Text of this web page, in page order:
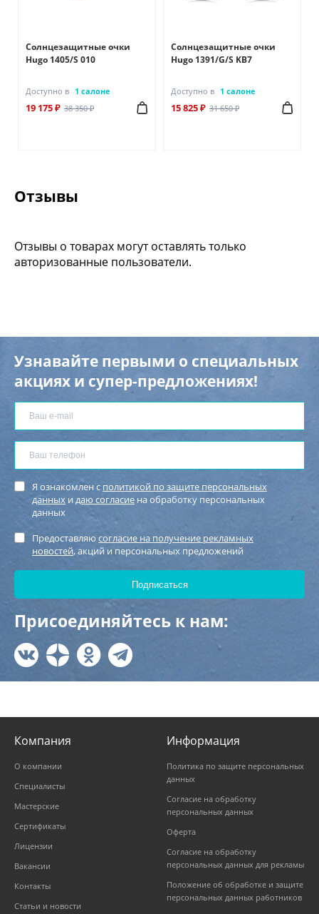
Солнцезащитные очки
Hugo 1405/S 010
Доступно в 1 салоне
19 175 ₽ 38 350 ₽
Солнцезащитные очки
Hugo 1391/G/S KB7
Доступно в 1 салоне
15 825 ₽ 31 650 ₽
Отзывы
Отзывы о товарах могут оставлять только
авторизованные пользователи.
Узнавайте первыми о специальных
акциях и супер-предложениях!
Я ознакомлен с политикой по защите персональных
данных и даю согласие на обработку персональных
данных
Предоставляю согласие на получение рекламных
новостей, акций и персональных предложений
Присоединяйтесь к нам:
Компания
О компании
Специалисты
Мастерские
Сертификаты
Лицензии
Вакансии
Контакты
Статьи и новости
Информация
Политика по защите персональных
данных
Согласие на обработку
персональных данных
Оферта
Согласие на обработку
персональных данных для рекламы
Положение об обработке и защите
персональных данных работников